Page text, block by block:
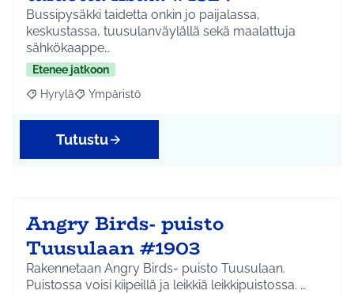
Bussipysäkki taidetta onkin jo paijalassa,
keskustassa, tuusulanväylällä sekä maalattuja
sähkökaappe…
Etenee jatkoon
Rajaa tulokset aihepiirin mukaan: Hyrylä
Hyrylä Rajaa tulokset teeman mukaan: Ympäristö
Ympäristö
Tutustu
Angry Birds- puisto
Tuusulaan #1903
Rakennetaan Angry Birds- puisto Tuusulaan.
Puistossa voisi kiipeillä ja leikkiä leikkipuistossa. …